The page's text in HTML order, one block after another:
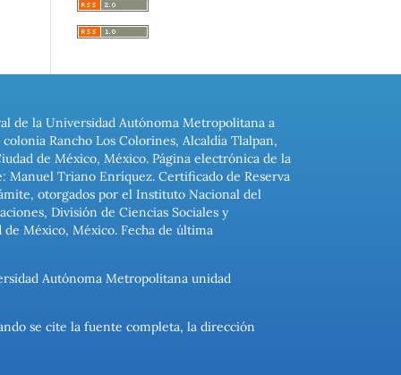
de la Universidad Autónoma Metropolitana a
Rancho Los Colorines, Alcaldía Tlalpan,
de México, México. Página electrónica de la
Triano Enríquez. Certificado de Reserva
otorgados por el Instituto Nacional del
División de Ciencias Sociales y
de México, México. Fecha de última
Autónoma Metropolitana unidad
se cite la fuente completa, la dirección